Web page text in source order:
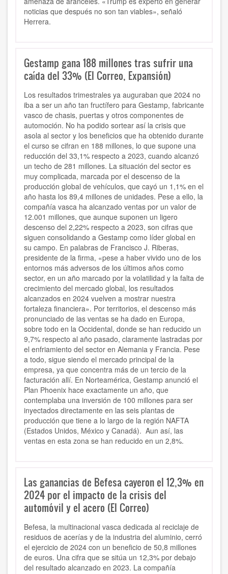
noticias que después no son tan viables», señaló
Herrera.
Gestamp gana 188 millones tras sufrir una
caída del 33% (El Correo, Expansión)
Los resultados trimestrales ya auguraban que 2024 no
iba a ser un año tan fructífero para Gestamp, fabricante
vasco de chasis, puertas y otros componentes de
automoción. No ha podido sortear así la crisis que
asola al sector y los beneficios que ha obtenido durante
el curso se cifran en 188 millones, lo que supone una
reducción del 33,1% respecto a 2023, cuando alcanzó
un techo de 281 millones. La situación del sector es
muy complicada, marcada por el descenso de la
producción global de vehículos, que cayó un 1,1% en el
año hasta los 89,4 millones de unidades. Pese a ello, la
compañía vasca ha alcanzado ventas por un valor de
12.001 millones, que aunque suponen un ligero
descenso del 2,22% respecto a 2023, son cifras que
siguen consolidando a Gestamp como líder global en
su campo. En palabras de Francisco J. Riberas,
presidente de la firma, «pese a haber vivido uno de los
entornos más adversos de los últimos años como
sector, en un año marcado por la volatilidad y la falta de
crecimiento del mercado global, los resultados
alcanzados en 2024 vuelven a mostrar nuestra
fortaleza financiera». Por territorios, el descenso más
pronunciado de las ventas se ha dado en Europa,
sobre todo en la Occidental, donde se han reducido un
9,7% respecto al año pasado, claramente lastradas por
el enfriamiento del sector en Alemania y Francia. Pese
a todo, sigue siendo el mercado principal de la
empresa, ya que concentra más de un tercio de la
facturación allí. En Norteamérica, Gestamp anunció el
Plan Phoenix hace exactamente un año, que
contemplaba una inversión de 100 millones para ser
inyectados directamente en las seis plantas de
producción que tiene a lo largo de la región NAFTA
(Estados Unidos, México y Canadá). Aun así, las
ventas en esta zona se han reducido en un 2,8%.
Las ganancias de Befesa cayeron el 12,3% en
2024 por el impacto de la crisis del
automóvil y el acero (El Correo)
Befesa, la multinacional vasca dedicada al reciclaje de
residuos de acerías y de la industria del aluminio, cerró
el ejercicio de 2024 con un beneficio de 50,8 millones
de euros. Una cifra que se sitúa un 12,3% por debajo
del resultado alcanzado en 2023. La compañía